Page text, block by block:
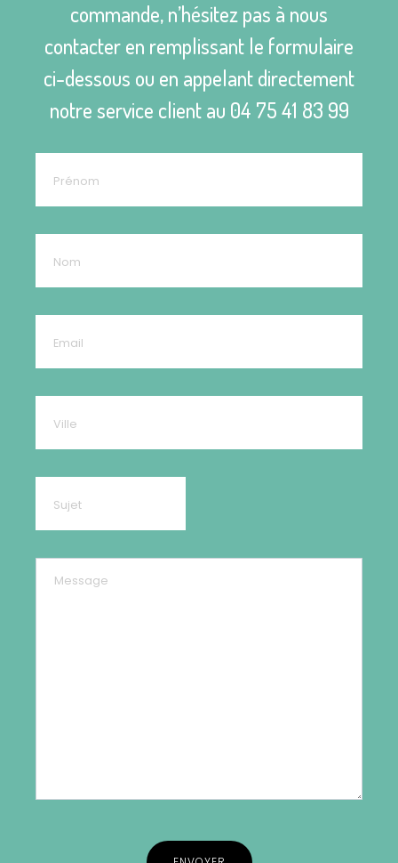
commande, n’hésitez pas à nous
contacter en remplissant le formulaire
ci-dessous ou en appelant directement
notre service client au 04 75 41 83 99